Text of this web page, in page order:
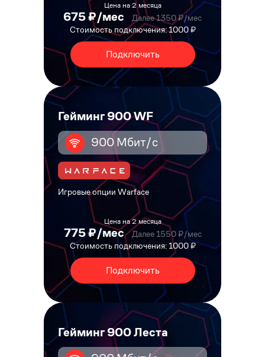
Цена на 2 месяца
675 ₽/мес
Далее 1350 ₽/мес
Стоимость подключения: 1000 ₽
Подключить
Гейминг 900 WF
900 Мбит/с
Игровые опции Warface
Цена на 2 месяца
775 ₽/мес
Далее 1550 ₽/мес
Стоимость подключения: 1000 ₽
Подключить
Гейминг 900 Леста